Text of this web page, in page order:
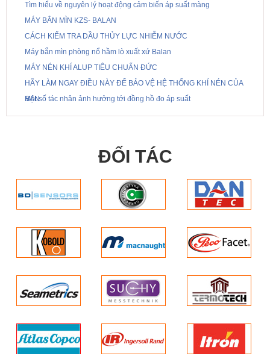
Tìm hiểu về nguyên lý hoạt động cảm biến áp suất màng
MÁY BẮN MÌN KZS- BALAN
CÁCH KIỂM TRA DẦU THỦY LỰC NHIỄM NƯỚC
Máy bắn mìn phòng nổ hầm lò xuất xứ Balan
MÁY NÉN KHÍ ALUP TIÊU CHUẨN ĐỨC
HÃY LÀM NGAY ĐIỀU NÀY ĐỂ BẢO VỆ HỆ THỐNG KHÍ NÉN CỦA
BẠN
Một số tác nhân ảnh hưởng tới đồng hồ đo áp suất
ĐỐI TÁC